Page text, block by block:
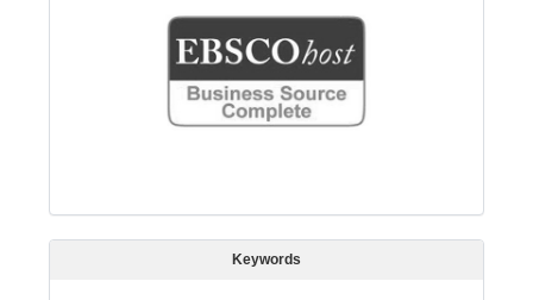
Keywords